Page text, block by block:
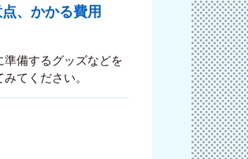
、かかる費用
備するグッズなどを
てください。